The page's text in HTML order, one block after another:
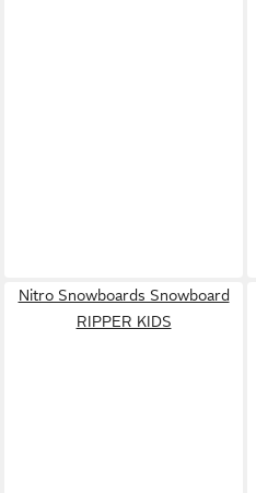
Nitro Snowboards Snowboard
RIPPER KIDS